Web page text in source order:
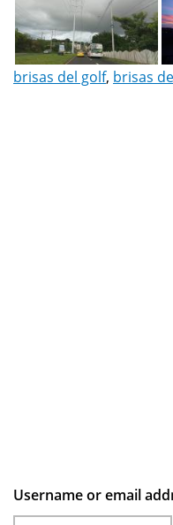
brisas del golf, brisas
Username or email